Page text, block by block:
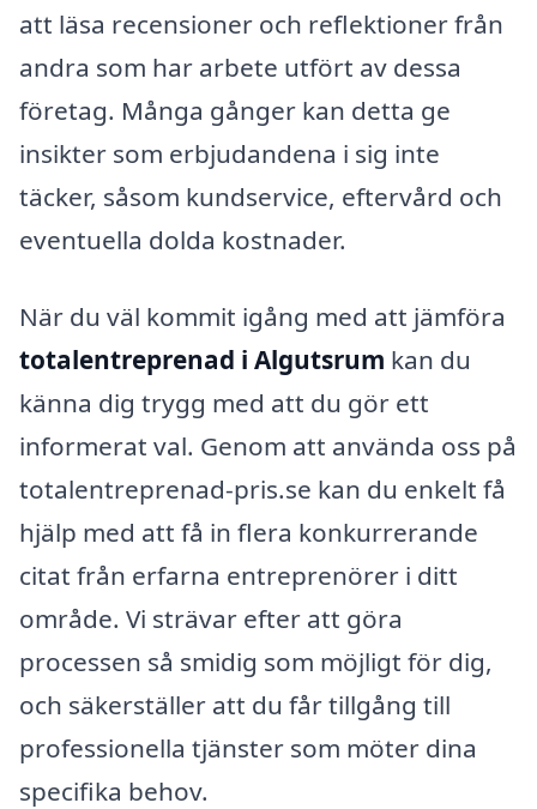
att läsa recensioner och reflektioner från
andra som har arbete utfört av dessa
företag. Många gånger kan detta ge
insikter som erbjudandena i sig inte
täcker, såsom kundservice, eftervård och
eventuella dolda kostnader.
När du väl kommit igång med att jämföra
totalentreprenad i Algutsrum kan du
känna dig trygg med att du gör ett
informerat val. Genom att använda oss på
totalentreprenad-pris.se kan du enkelt få
hjälp med att få in flera konkurrerande
citat från erfarna entreprenörer i ditt
område. Vi strävar efter att göra
processen så smidig som möjligt för dig,
och säkerställer att du får tillgång till
professionella tjänster som möter dina
specifika behov.